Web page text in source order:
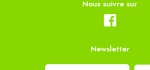
Nous suivre sur
Newsletter